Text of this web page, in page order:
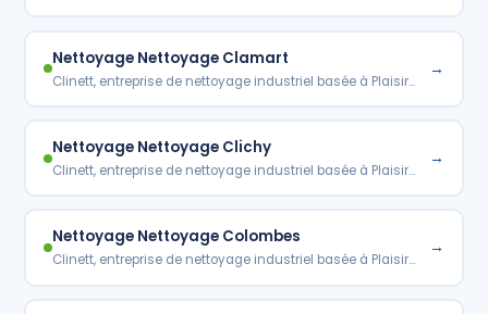
Nettoyage Nettoyage Clamart
Clinett, entreprise de nettoyage industriel basée à Plaisir…
→
Nettoyage Nettoyage Clichy
Clinett, entreprise de nettoyage industriel basée à Plaisir…
→
Nettoyage Nettoyage Colombes
Clinett, entreprise de nettoyage industriel basée à Plaisir…
→